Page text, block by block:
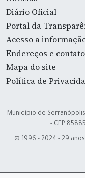
Diário Oficial
Portal da
Acesso a
Endereços e
Mapa do site
Política de
Município de
- CEP
© 1996 - 2024 - 29